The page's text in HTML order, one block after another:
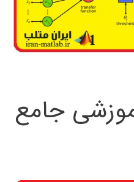
جامع